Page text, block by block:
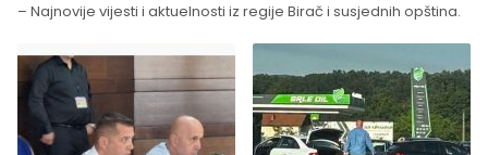
– Najnovije vijesti i aktuelnosti iz regije Birač i susjednih opština.